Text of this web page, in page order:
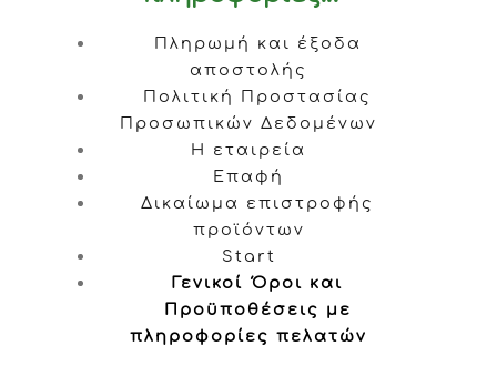
Πληρωμή και έξοδα
αποστολής
Πολιτική Προστασίας
Προσωπικών Δεδομένων
Η εταιρεία
Επαφή
Δικαίωμα επιστροφής
προϊόντων
Start
Γενικοί Όροι και
Προϋποθέσεις με
πληροφορίες πελατών